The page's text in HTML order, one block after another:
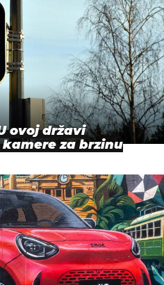
ovoj državi
za brzinu